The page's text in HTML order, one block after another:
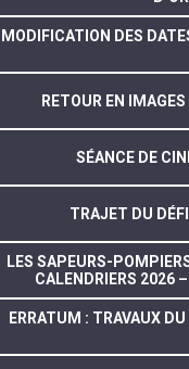
MODIFICATION DES
RETOUR EN
SÉANCE DE
TRAJET DU
LES SAPEURS-
CALENDRIERS 2026
ERRATUM : TRAVAUX